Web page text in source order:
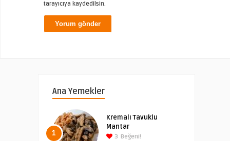
tarayıcıya kaydedilsin.
Ana Yemekler
1
Kremalı Tavuklu
Mantar
3 Beğeni!